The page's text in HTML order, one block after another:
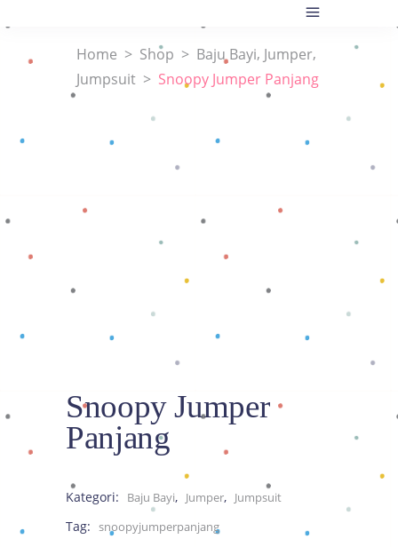
Home > Shop > Baju Bayi, Jumper,
Jumpsuit > Snoopy Jumper Panjang
Snoopy Jumper
Panjang
Kategori: Baju Bayi, Jumper, Jumpsuit
Tag: snoopyjumperpanjang